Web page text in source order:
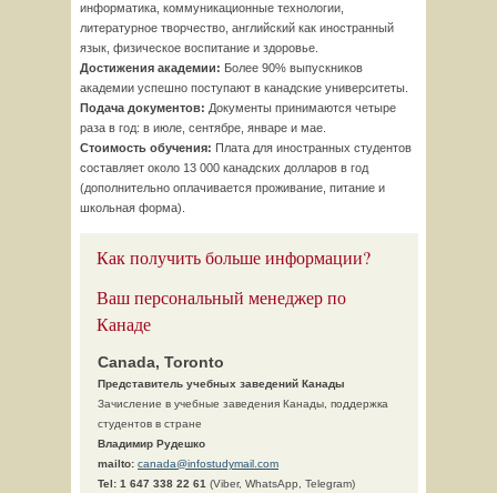
информатика, коммуникационные технологии,
литературное творчество, английский как иностранный
язык, физическое воспитание и здоровье.
Достижения академии: Более 90% выпускников
академии успешно поступают в канадские университеты.
Подача документов: Документы принимаются четыре
раза в год: в июле, сентябре, январе и мае.
Стоимость обучения: Плата для иностранных студентов
составляет около 13 000 канадских долларов в год
(дополнительно оплачивается проживание, питание и
школьная форма).
Как получить больше информации?
Ваш персональный менеджер по
Канаде
Canada, Toronto
Представитель учебных заведений Канады
Зачисление в учебные заведения Канады, поддержка
студентов в стране
Владимир Рудешко
mailto: canada@infostudymail.com
Tel: 1 647 338 22 61 (Viber, WhatsApp, Telegram)